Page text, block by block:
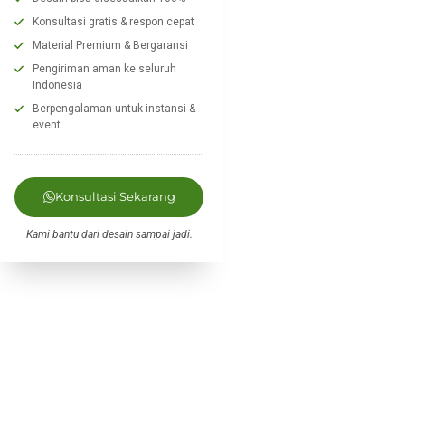
Konsultasi gratis & respon cepat
Material Premium & Bergaransi
Pengiriman aman ke seluruh
Indonesia
Berpengalaman untuk instansi &
event
Konsultasi Sekarang
Kami bantu dari desain sampai jadi.